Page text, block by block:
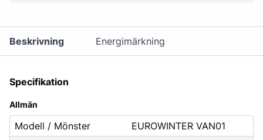
Beskrivning Energimärkning
Specifikation
Allmän
Modell / Mönster
EUROWINTER VAN01